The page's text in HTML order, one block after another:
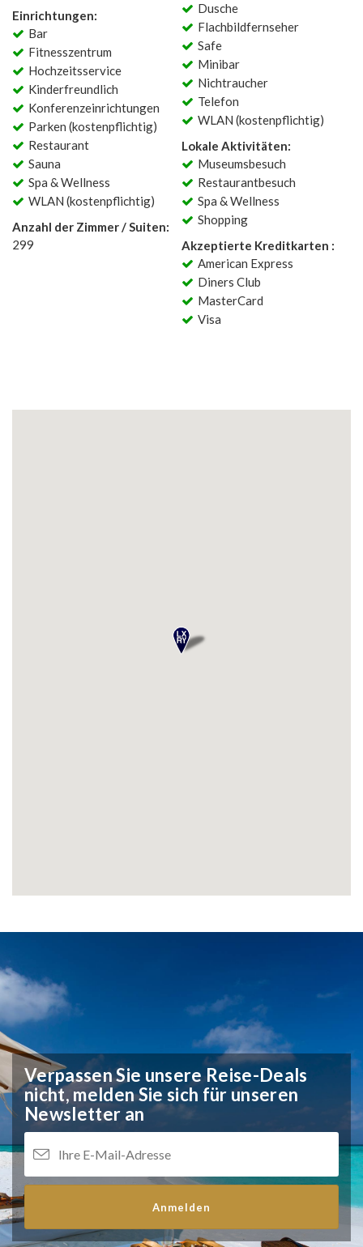
Einrichtungen:
Bar
Fitnesszentrum
Hochzeitsservice
Kinderfreundlich
Konferenzeinrichtungen
Parken (kostenpflichtig)
Restaurant
Sauna
Spa & Wellness
WLAN (kostenpflichtig)
Anzahl der Zimmer / Suiten:
299
Dusche
Flachbildfernseher
Safe
Minibar
Nichtraucher
Telefon
WLAN (kostenpflichtig)
Lokale Aktivitäten:
Museumsbesuch
Restaurantbesuch
Spa & Wellness
Shopping
Akzeptierte Kreditkarten :
American Express
Diners Club
MasterCard
Visa
Verpassen Sie unsere Reise-Deals
nicht, melden Sie sich für unseren
Newsletter an
Anmelden